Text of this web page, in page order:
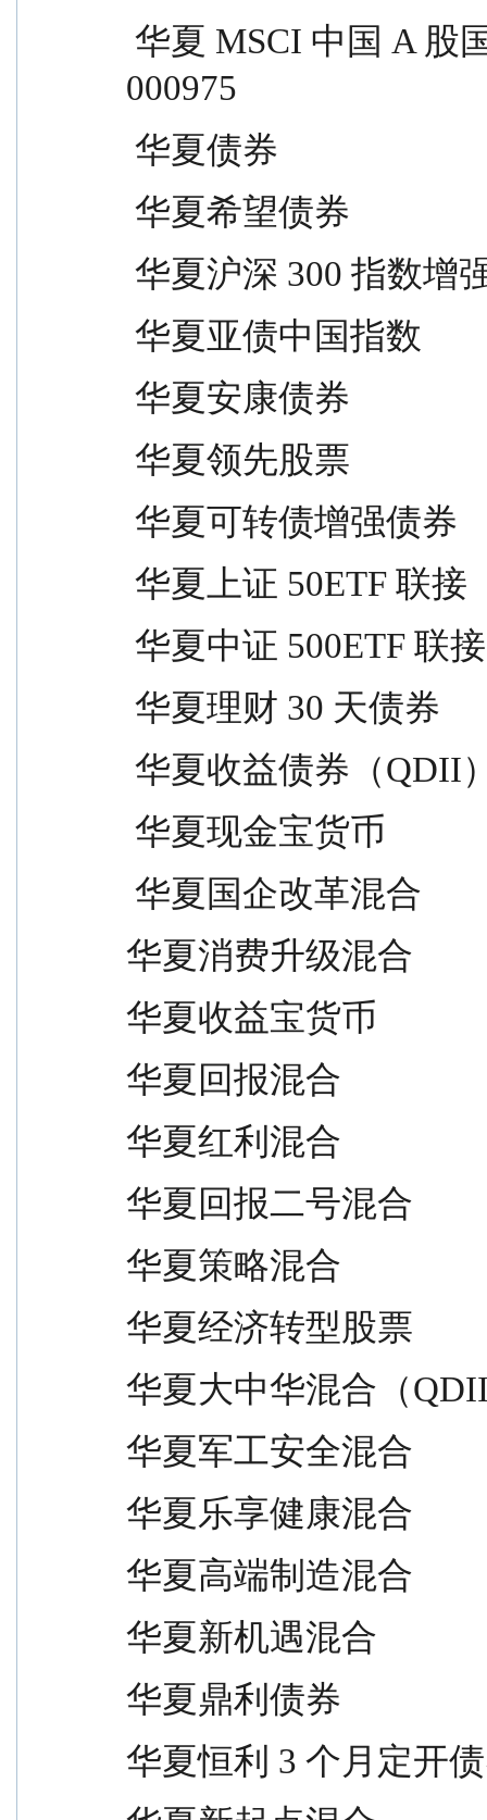
000975
华夏债券
华夏希望债券
华夏沪深 300 指数增
华夏亚债中国指数
华夏安康债券
华夏领先股票
华夏可转债增强债券
华夏上证 50ETF 联接
华夏中证 500ETF 联接
华夏理财 30 天债券
华夏收益债券（QDII
华夏现金宝货币
华夏国企改革混合
华夏消费升级混合
华夏收益宝货币
华夏回报混合
华夏红利混合
华夏回报二号混合
华夏策略混合
华夏经济转型股票
华夏大中华混合（QDII
华夏军工安全混合
华夏乐享健康混合
华夏高端制造混合
华夏新机遇混合
华夏鼎利债券
华夏恒利 3 个月定开债